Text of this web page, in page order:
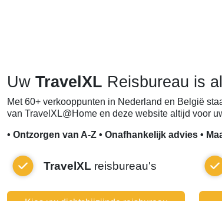
Uw TravelXL Reisbureau is
Met 60+ verkooppunten in Nederland en België
van TravelXL@Home en deze website altijd voor
• Ontzorgen van A-Z • Onafhankelijk advies •
TravelXL reisbureau's